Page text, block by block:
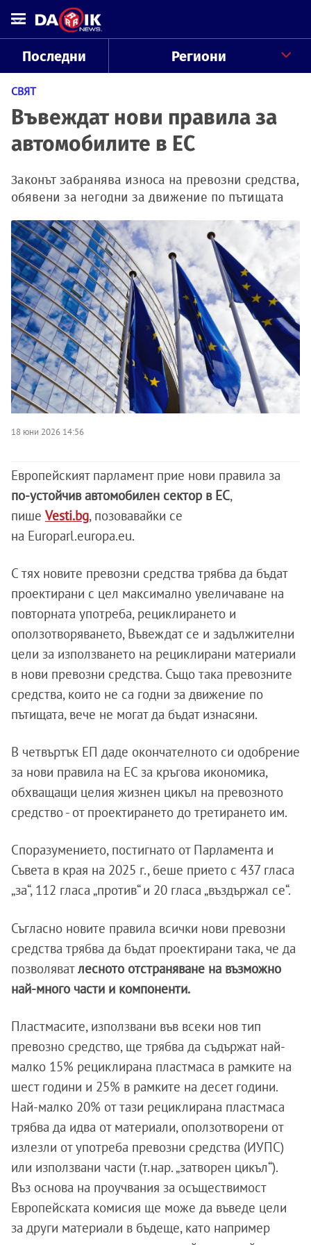
Последни Региони
СВЯТ
Въвеждат нови правила за
автомобилите в ЕС
Законът забранява износа на превозни средства,
обявени за негодни за движение по пътищата
18 юни 2026 14:56
Европейският парламент прие нови правила за
по-устойчив автомобилен сектор в ЕС,
пише Vesti.bg, позовавайки се
на Europarl.europa.eu.
С тях новите превозни средства трябва да бъдат
проектирани с цел максимално увеличаване на
повторната употреба, рециклирането и
оползотворяването, Въвеждат се и задължителни
цели за използването на рециклирани материали
в нови превозни средства. Също така превозните
средства, които не са годни за движение по
пътищата, вече не могат да бъдат изнасяни.
В четвъртък ЕП даде окончателното си одобрение
за нови правила на ЕС за кръгова икономика,
обхващащи целия жизнен цикъл на превозното
средство - от проектирането до третирането им.
Споразумението, постигнато от Парламента и
Съвета в края на 2025 г., беше прието с 437 гласа
„за“, 112 гласа „против“ и 20 гласа „въздържал се“.
Съгласно новите правила всички нови превозни
средства трябва да бъдат проектирани така, че да
позволяватлесното отстраняване на възможно
най-много части и компоненти.
Пластмасите, използвани във всеки нов тип
превозно средство, ще трябва да съдържат най-
малко 15% рециклирана пластмаса в рамките на
шест години и 25% в рамките на десет години.
Най-малко 20% от тази рециклирана пластмаса
трябва да идва от материали, оползотворени от
излезли от употреба превозни средства (ИУПС)
или използвани части (т.нар. „затворен цикъл“).
Въз основа на проучвания за осъществимост
Европейската комисия ще може да въведе цели
за други материали в бъдеще, като например